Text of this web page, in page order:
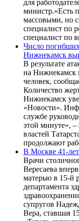
для
министр.«Есть
массовыми, но
специалист по
специалист по
Число
Нижнекамск
В результате
на Нижнекамск
человек,
Количество
Нижнекамск
«Новости».
службе
этой минуте», –
властей
продолжают
В Москве 41-
Врачи
Вересаева
матерью в 15-й
департамента
супругов
Вера, ставшая